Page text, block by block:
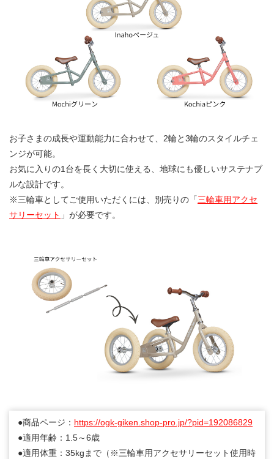
お子さまの成長や運動能力に合わせて、2輪と3輪のスタイルチェ
ンジが可能。
お気に入りの1台を長く大切に使える、地球にも優しいサステナブ
ルな設計です。
※三輪車としてご使用いただくには、別売りの「三輪車用アクセ
サリーセット 」が必要です。
●商品ページ： https://ogk-giken.shop-pro.jp/?pid=192086829
●適用年齢：1.5～6歳
●適用体重：35kgまで（※三輪車用アクセサリーセット使用時